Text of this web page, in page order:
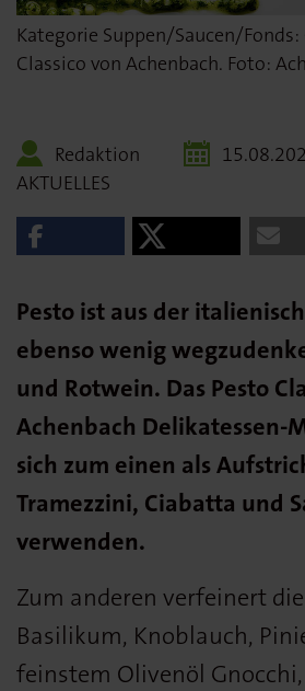
Kategorie Suppen/Saucen/
Classico von Achenbach. Foto:
Redaktion
AKTUELLES
Pesto ist aus der
ebenso wenig
und Rotwein. Das Pesto
Achenbach Delikatessen-
sich zum einen als
Tramezzini, Ciabatta und
verwenden.
Zum anderen verfeinert
Basilikum, Knoblauch,
feinstem Olivenöl Gnocchi,